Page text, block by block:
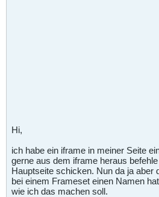
Hi,
ich habe ein iframe in meiner Seite
gerne aus dem iframe heraus
Hauptseite schicken. Nun da ja aber
bei einem Frameset einen Namen
wie ich das machen soll.